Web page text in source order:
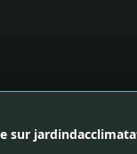
Bénéficiez d’un
sur